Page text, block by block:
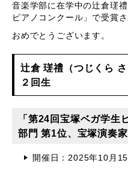
音楽学部に在学中の辻倉瑳
ピアノコンクール」で受賞さ
おめでとうございます。
辻倉 瑳禮（つじくら
２回生
「第24回宝塚ベガ学生
部門 第1位、宝塚演奏
開催日：2025年10月15